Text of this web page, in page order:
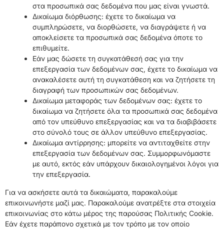
στα προσωπικά σας δεδομένα που μας είναι γνωστά.
Δικαίωμα διόρθωσης: έχετε το δικαίωμα να
συμπληρώσετε, να διορθώσετε, να διαγράψετε ή να
αποκλείσετε τα προσωπικά σας δεδομένα όποτε το
επιθυμείτε.
Εάν μας δώσετε τη συγκατάθεσή σας για την
επεξεργασία των δεδομένων σας, έχετε το δικαίωμα να
ανακαλέσετε αυτή τη συγκατάθεση και να ζητήσετε τη
διαγραφή των προσωπικών σας δεδομένων.
Δικαίωμα μεταφοράς των δεδομένων σας: έχετε το
δικαίωμα να ζητήσετε όλα τα προσωπικά σας δεδομένα
από τον υπεύθυνο επεξεργασίας και να τα διαβιβάσετε
στο σύνολό τους σε άλλον υπεύθυνο επεξεργασίας.
Δικαίωμα αντίρρησης: μπορείτε να αντιταχθείτε στην
επεξεργασία των δεδομένων σας. Συμμορφωνόμαστε
με αυτό, εκτός εάν υπάρχουν δικαιολογημένοι λόγοι για
την επεξεργασία.
Για να ασκήσετε αυτά τα δικαιώματα, παρακαλούμε
επικοινωνήστε μαζί μας. Παρακαλούμε ανατρέξτε στα στοιχεία
επικοινωνίας στο κάτω μέρος της παρούσας Πολιτικής Cookie.
Εάν έχετε παράπονο σχετικά με τον τρόπο με τον οποίο